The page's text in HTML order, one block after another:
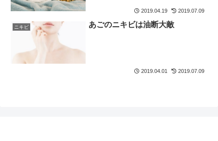
2019.04.19 2019.07.09
ニキビ あごのニキビは油断大敵
2019.04.01 2019.07.09